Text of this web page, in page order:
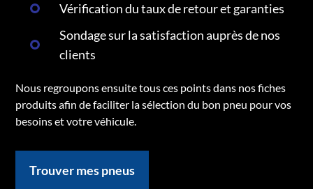
Vérification du taux de retour et garanties
Sondage sur la satisfaction auprès de nos
clients
Nous regroupons ensuite tous ces points dans nos fiches
produits afin de faciliter la sélection du bon pneu pour vos
besoins et votre véhicule.
Trouver mes pneus